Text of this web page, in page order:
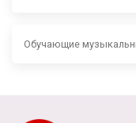
Обучающие